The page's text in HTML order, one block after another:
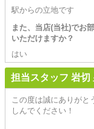
駅からの立地です
また、当店(当社)でお
いただけますか？
はい
担当スタッフ 岩切
この度は誠にありがと
しんでください！